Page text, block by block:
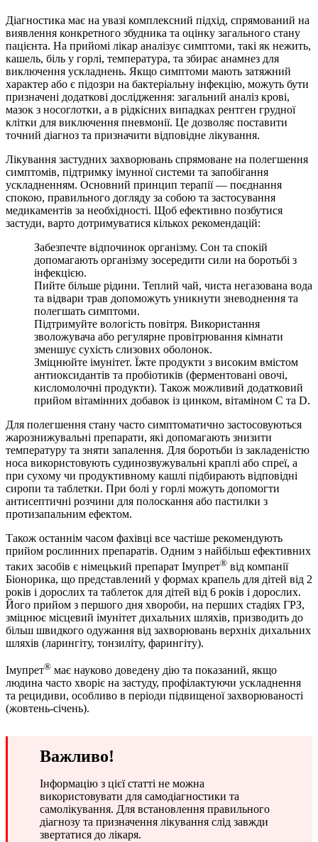
Діагностика має на увазі комплексний підхід, спрямований на
виявлення конкретного збудника та оцінку загального стану
пацієнта. На прийомі лікар аналізує симптоми, такі як нежить,
кашель, біль у горлі, температура, та збирає анамнез для
виключення ускладнень. Якщо симптоми мають затяжний
характер або є підозри на бактеріальну інфекцію, можуть бути
призначені додаткові дослідження: загальний аналіз крові,
мазок з носоглотки, а в рідкісних випадках рентген грудної
клітки для виключення пневмонії. Це дозволяє поставити
точний діагноз та призначити відповідне лікування.
Лікування застудних захворювань спрямоване на полегшення
симптомів, підтримку імунної системи та запобігання
ускладненням. Основний принцип терапії — поєднання
спокою, правильного догляду за собою та застосування
медикаментів за необхідності. Щоб ефективно позбутися
застуди, варто дотримуватися кількох рекомендацій:
Забезпечте відпочинок організму. Сон та спокій
допомагають організму зосередити сили на боротьбі з
інфекцією.
Пийте більше рідини. Теплий чай, чиста негазована вода
та відвари трав допоможуть уникнути зневоднення та
полегшать симптоми.
Підтримуйте вологість повітря. Використання
зволожувача або регулярне провітрювання кімнати
зменшує сухість слизових оболонок.
Зміцнюйте імунітет. Їжте продукти з високим вмістом
антиоксидантів та пробіотиків (ферментовані овочі,
кисломолочні продукти). Також можливий додатковий
прийом вітамінних добавок із цинком, вітаміном С та D.
Для полегшення стану часто симптоматично застосовуються
жарознижувальні препарати, які допомагають знизити
температуру та зняти запалення. Для боротьби із закладеністю
носа використовують судинозвужувальні краплі або спреї, а
при сухому чи продуктивному кашлі підбирають відповідні
сиропи та таблетки. При болі у горлі можуть допомогти
антисептичні розчини для полоскання або пастилки з
протизапальним ефектом.
Також останнім часом фахівці все частіше рекомендують
прийом рослинних препаратів. Одним з найбільш ефективних
таких засобів є німецький препарат Імупрет® від компанії
Біонорика, що представлений у формах крапель для дітей від 2
років і дорослих та таблеток для дітей від 6 років і дорослих.
Його прийом з першого дня хвороби, на перших стадіях ГРЗ,
зміцнює місцевий імунітет дихальних шляхів, призводить до
більш швидкого одужання від захворювань верхніх дихальних
шляхів (ларингіту, тонзиліту, фарингіту).
Імупрет® має науково доведену дію та показаний, якщо
людина часто хворіє на застуду, профілактуючи ускладнення
та рецидиви, особливо в періоди підвищеної захворюваності
(жовтень-січень).
Важливо!
Інформацію з цієї статті не можна
використовувати для самодіагностики та
самолікування. Для встановлення правильного
діагнозу та призначення лікування слід завжди
звертатися до лікаря.